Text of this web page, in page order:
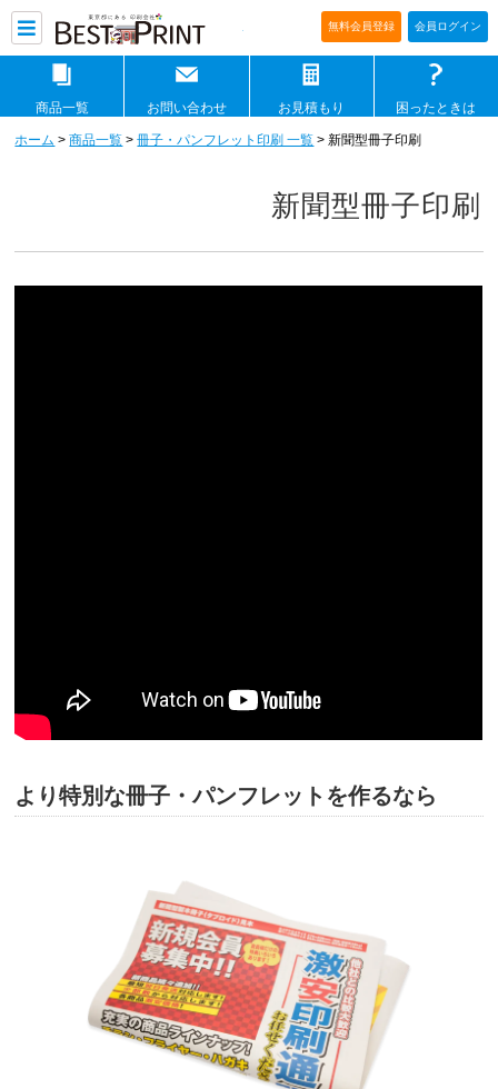
印刷通販ベストプリントベストプリ
無料会員登録 会員ログイン
商品一覧 お問い合わせ お見積もり 困ったときは
ホーム >商品一覧 >冊子・パンフレット印刷 一覧 > 新聞型冊子印刷
新聞型冊子印刷
より特別な冊子・パンフレットを作るなら